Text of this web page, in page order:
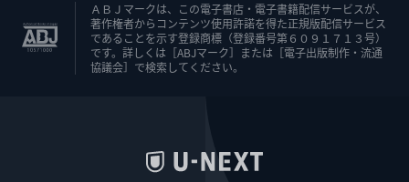
ＡＢＪマークは、この電子書店・電子書籍配信サービスが、
著作権者からコンテンツ使用許諾を得た正規版配信サービス
であることを示す登録商標（登録番号第６０９１７１３号）
です。詳しくは［ABJマーク］または［電子出版制作・流通
協議会］で検索してください。